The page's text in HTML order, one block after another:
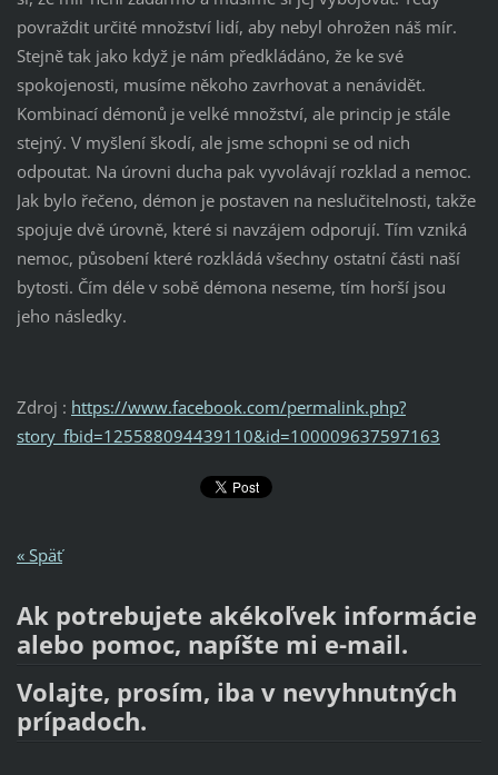
povraždit určité množství lidí, aby nebyl ohrožen náš mír.
Stejně tak jako když je nám předkládáno, že ke své
spokojenosti, musíme někoho zavrhovat a nenávidět.
Kombinací démonů je velké množství, ale princip je stále
stejný. V myšlení škodí, ale jsme schopni se od nich
odpoutat. Na úrovni ducha pak vyvolávají rozklad a nemoc.
Jak bylo řečeno, démon je postaven na neslučitelnosti, takže
spojuje dvě úrovně, které si navzájem odporují. Tím vzniká
nemoc, působení které rozkládá všechny ostatní části naší
bytosti. Čím déle v sobě démona neseme, tím horší jsou
jeho následky.
Zdroj : https://www.facebook.com/permalink.php?
story_fbid=125588094439110&id=100009637597163
« Späť
Ak potrebujete akékoľvek informácie
alebo pomoc, napíšte mi e-mail.
Volajte, prosím, iba v nevyhnutných
prípadoch.